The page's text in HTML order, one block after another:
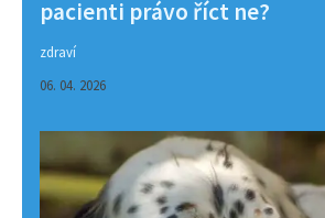
pacienti právo říct ne?
zdraví
06. 04. 2026